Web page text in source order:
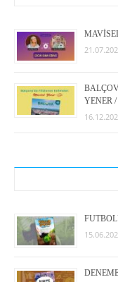
YENER